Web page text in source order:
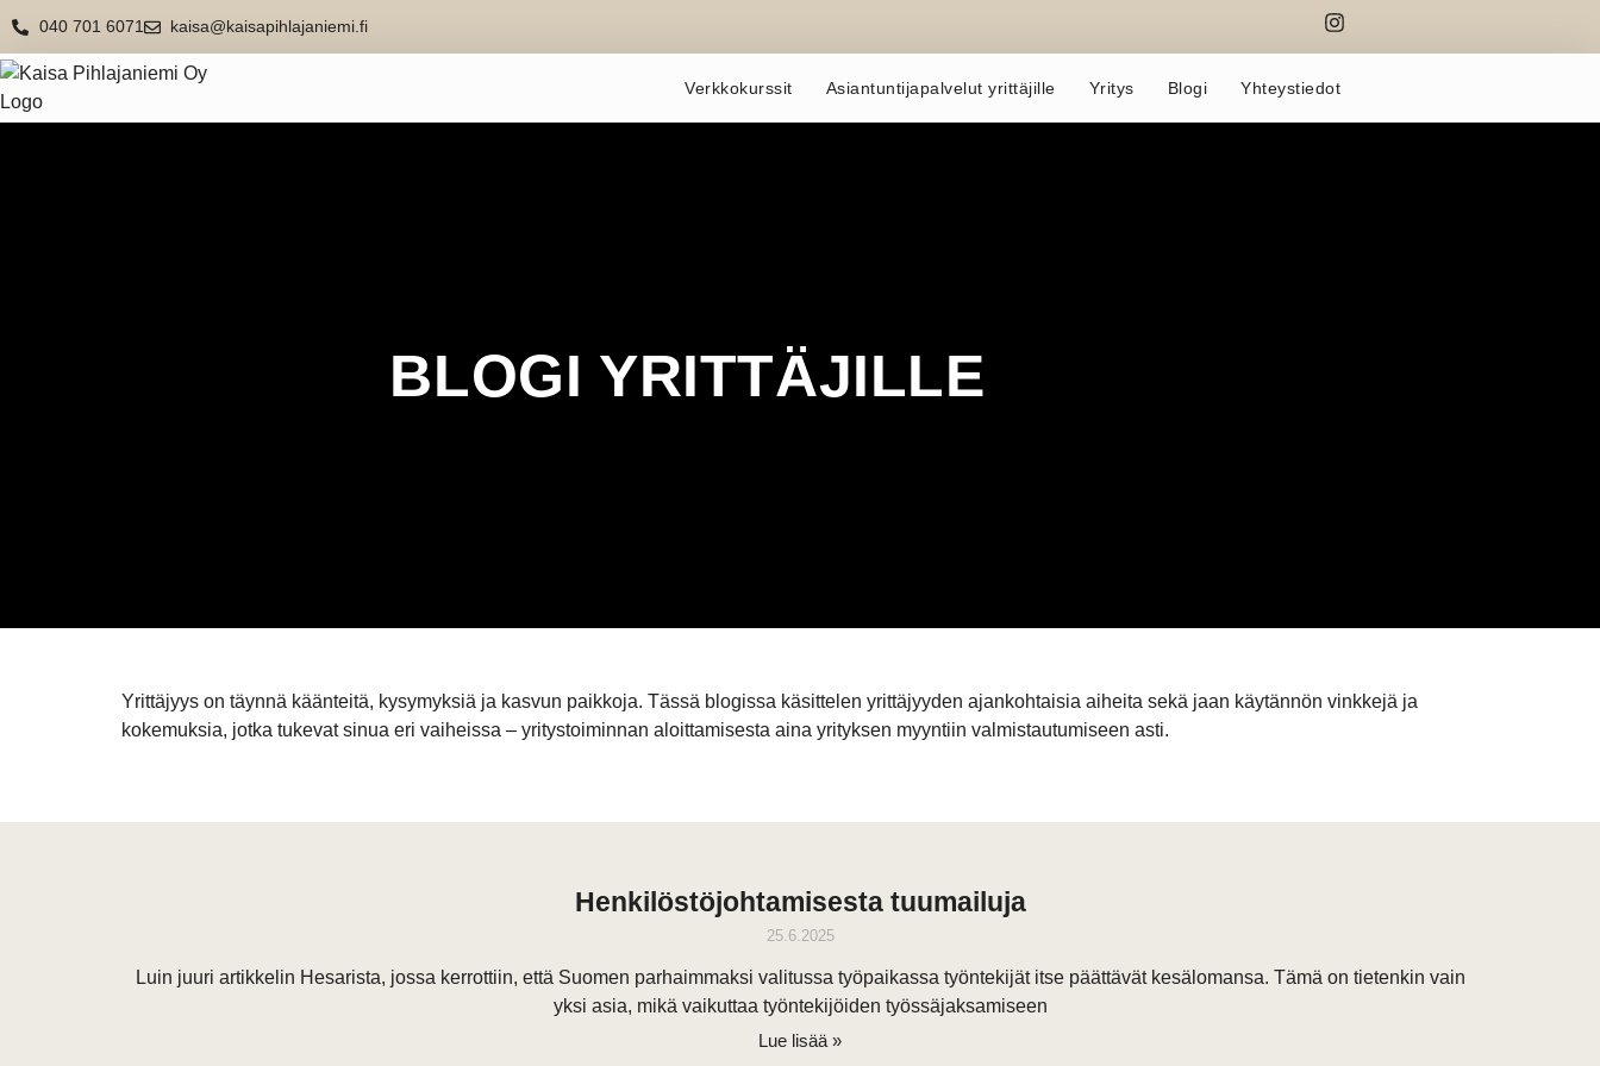
040 701 6071 kaisa@kaisapihlajaniemi.fi
Verkkokurssit Asiantuntijapalvelut yrittäjille Yritys Blogi Yhteystiedot
BLOGI YRITTÄJILLE
Yrittäjyys on täynnä käänteitä, kysymyksiä ja kasvun paikkoja. Tässä blogissa käsittelen yrittäjyyden ajankohtaisia aiheita sekä jaan käytännön vinkkejä ja
kokemuksia, jotka tukevat sinua eri vaiheissa – yritystoiminnan aloittamisesta aina yrityksen myyntiin valmistautumiseen asti.
Henkilöstöjohtamisesta tuumailuja
25.6.2025
Luin juuri artikkelin Hesarista, jossa kerrottiin, että Suomen parhaimmaksi valitussa työpaikassa työntekijät itse päättävät kesälomansa. Tämä on tietenkin vain
yksi asia, mikä vaikuttaa työntekijöiden työssäjaksamiseen
Lue lisää »